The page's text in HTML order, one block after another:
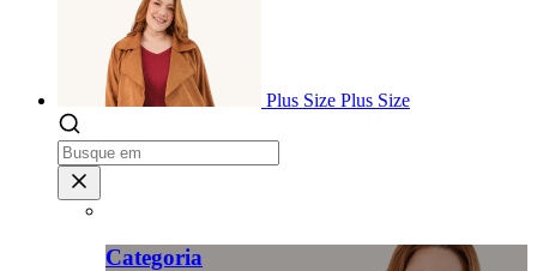
Plus Size Plus Size
Categoria